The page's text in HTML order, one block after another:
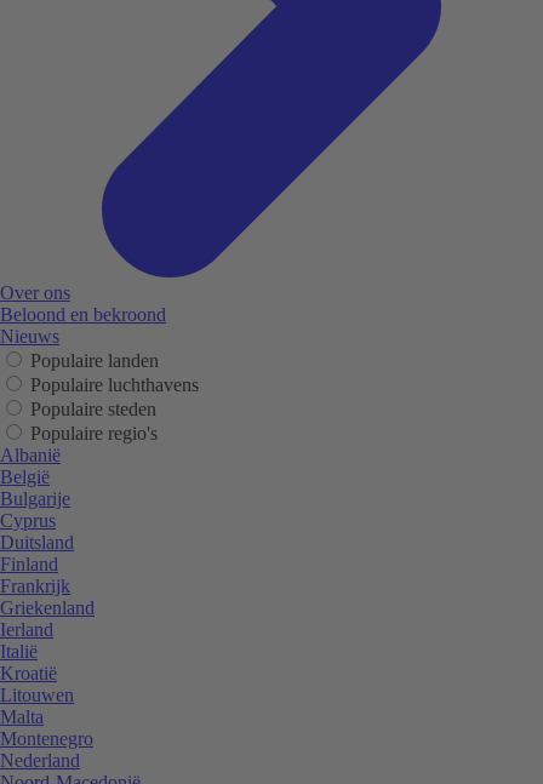
Over ons
Beloond en bekroond
Nieuws
Populaire landen
Populaire luchthavens
Populaire steden
Populaire regio's
Albanië
België
Bulgarije
Cyprus
Duitsland
Finland
Frankrijk
Griekenland
Ierland
Italië
Kroatië
Litouwen
Malta
Montenegro
Nederland